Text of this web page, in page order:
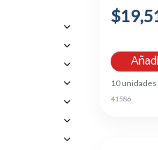
10 unidades
41586